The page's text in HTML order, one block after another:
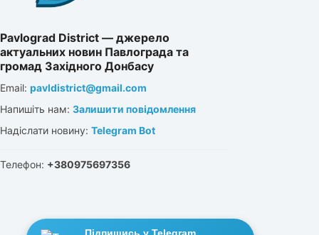
Pavlograd District — джерело
актуальних новин Павлограда та
громад Західного Донбасу
Email: pavldistrict@gmail.com
Напишіть нам: Залишити повідомлення
Надіслати новину: Telegram Bot
Телефон: +380975697356